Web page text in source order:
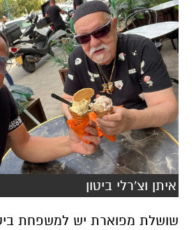
איתן וצ'רלי ביטון
שושלת מפוארת יש למשפחת